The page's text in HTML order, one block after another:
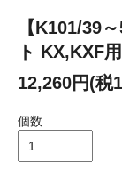
【K101/39
ト KX,KXF用
12,260円(税
個数